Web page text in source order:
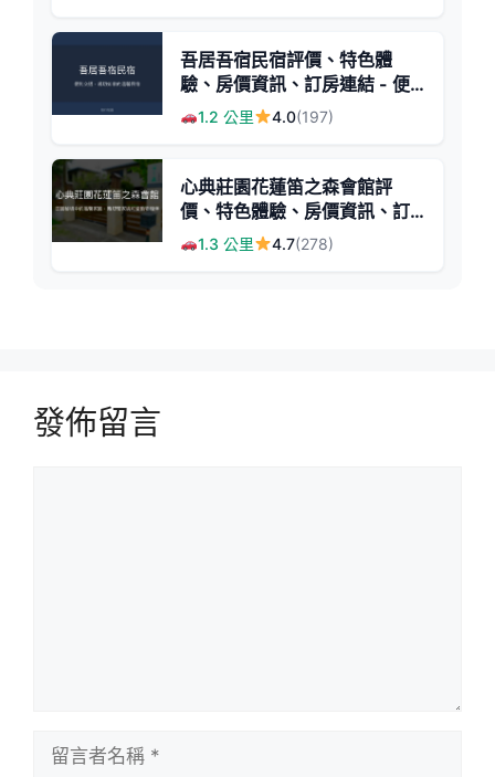
吾居吾宿民宿評價、特色體
驗、房價資訊、訂房連結 - 便
利交通與親切服務
1.2 公里 4.0(197)
心典莊園花蓮笛之森會館評
價、特色體驗、房價資訊、訂
房連結 - 溫馨田園風親子包棟
1.3 公里 4.7(278)
發佈留言